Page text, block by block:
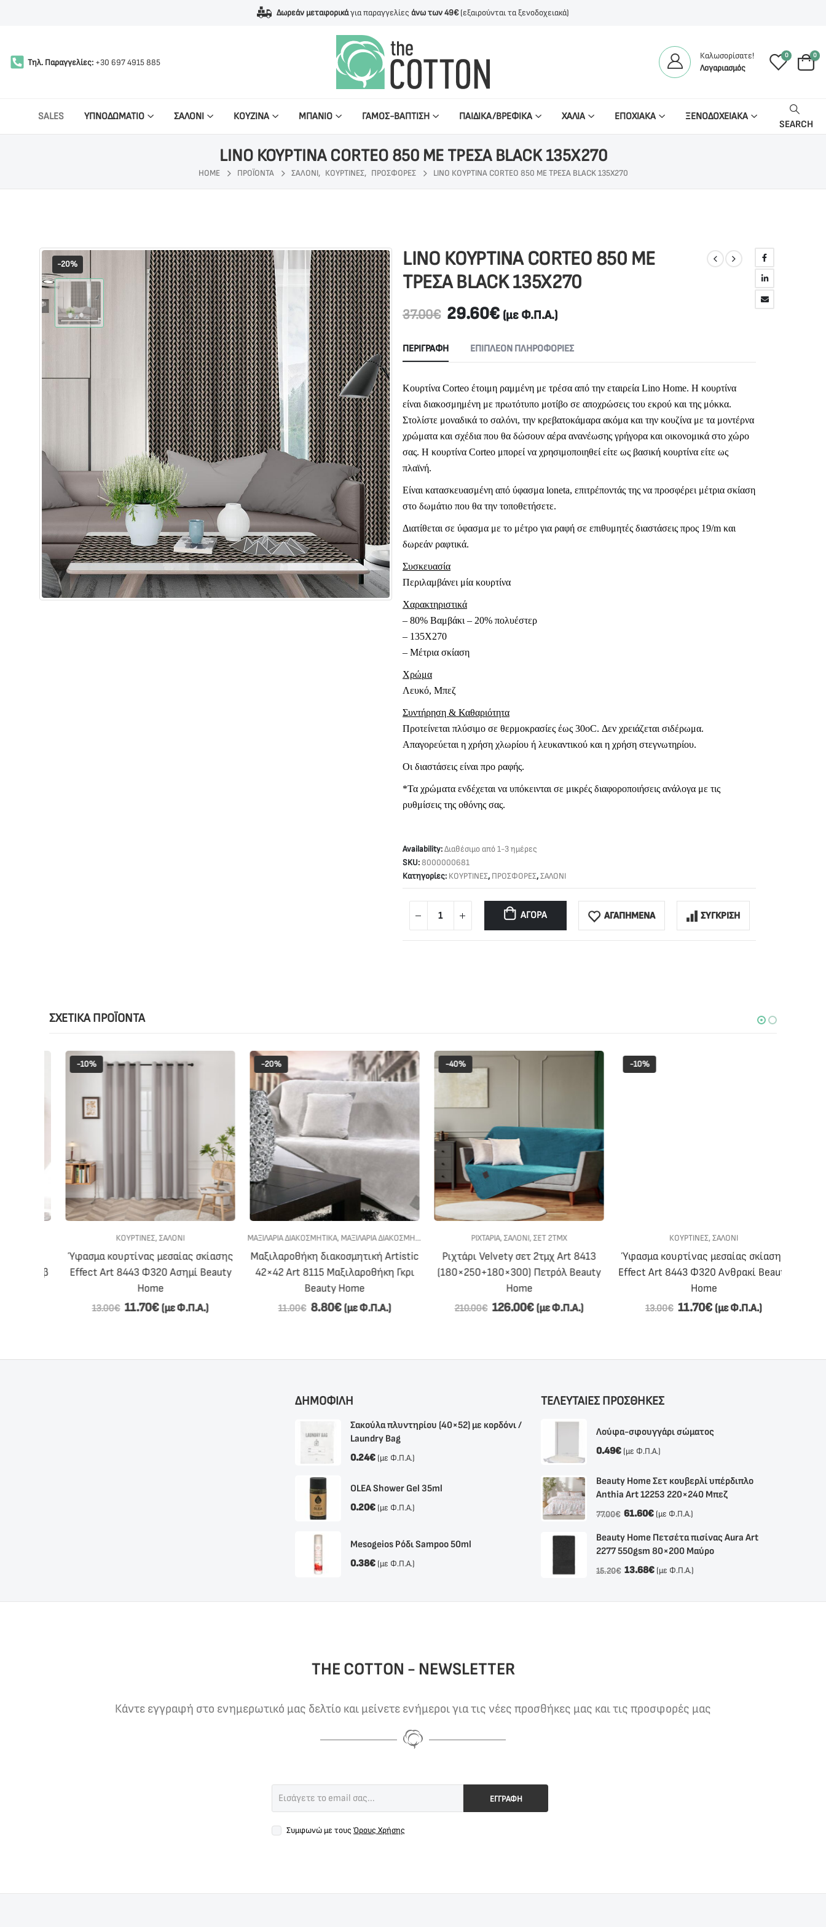
Δωρεάν μεταφορικάγια παραγγελίες άνω των 49€(εξαιρούνται τα ξενοδοχειακά)
Τηλ. Παραγγελίες: +30 697 4915 885
Καλωσορίσατε!
Λογαριασμός
0 0
SALES ΥΠΝΟΔΩΜΑΤΙΟ ΣΑΛΟΝΙ ΚΟΥΖΙΝΑ ΜΠΑΝΙΟ ΓΑΜΟΣ-ΒΑΠΤΙΣΗ ΠΑΙΔΙΚΑ/ΒΡΕΦΙΚΑ ΧΑΛΙΑ ΕΠΟΧΙΑΚΑ ΞΕΝΟΔΟΧΕΙΑΚΑ
SEARCH
LINO ΚΟΥΡΤΙΝΑ CORTEO 850 ΜΕ ΤΡΕΣΑ BLACK 135X270
HOME ΠΡΟΪΌΝΤΑ ΣΑΛΟΝΙ, ΚΟΥΡΤΙΝΕΣ, ΠΡΟΣΦΟΡΕΣ LINO ΚΟΥΡΤΙΝΑ CORTEO 850 ΜΕ ΤΡΕΣΑ BLACK 135X270
-20%
LINO ΚΟΥΡΤΙΝΑ CORTEO 850 ΜΕ
ΤΡΕΣΑ BLACK 135X270
37.00€ 29.60€ (με Φ.Π.Α.)
ΠΕΡΙΓΡΑΦΉ ΕΠΙΠΛΈΟΝ ΠΛΗΡΟΦΟΡΊΕΣ
Κουρτίνα Corteo έτοιμη ραμμένη με τρέσα από την εταιρεία Lino Home. Η κουρτίνα
είναι διακοσμημένη με πρωτότυπο μοτίβο σε αποχρώσεις του εκρού και της μόκκα.
Στολίστε μοναδικά το σαλόνι, την κρεβατοκάμαρα ακόμα και την κουζίνα με τα μοντέρνα
χρώματα και σχέδια που θα δώσουν αέρα ανανέωσης γρήγορα και οικονομικά στο χώρο
σας. Η κουρτίνα Corteo μπορεί να χρησιμοποιηθεί είτε ως βασική κουρτίνα είτε ως
πλαϊνή.
Είναι κατασκευασμένη από ύφασμα loneta, επιτρέποντάς της να προσφέρει μέτρια σκίαση
στο δωμάτιο που θα την τοποθετήσετε.
Διατίθεται σε ύφασμα με το μέτρο για ραφή σε επιθυμητές διαστάσεις προς 19/m και
δωρεάν ραφτικά.
Συσκευασία
Περιλαμβάνει μία κουρτίνα
Χαρακτηριστικά
– 80% Βαμβάκι – 20% πολυέστερ
– 135Χ270
– Μέτρια σκίαση
Χρώμα
Λευκό, Μπεζ
Συντήρηση & Καθαριότητα
Προτείνεται πλύσιμο σε θερμοκρασίες έως 30οC. Δεν χρειάζεται σιδέρωμα.
Απαγορεύεται η χρήση χλωρίου ή λευκαντικού και η χρήση στεγνωτηρίου.
Οι διαστάσεις είναι προ ραφής.
*Τα χρώματα ενδέχεται να υπόκεινται σε μικρές διαφοροποιήσεις ανάλογα με τις
ρυθμίσεις της οθόνης σας.
Availability:Διαθέσιμο από 1-3 ημέρες
SKU:8000000681
Κατηγορίες: ΚΟΥΡΤΙΝΕΣ, ΠΡΟΣΦΟΡΕΣ,ΣΑΛΟΝΙ
ΑΓΟΡΆ ΑΓΑΠΗΜΕΝΑ ΣΥΓΚΡΙΣΗ
ΣΧΕΤΙΚΆ ΠΡΟΪΌΝΤΑ
-10%
ΚΟΥΡΤΙΝΕΣ,ΣΑΛΟΝΙ
Ύφασμα κουρτίνας μεσαίας σκίασης
Effect Art 8443 Φ320 Ασημί Beauty
Home
13.00€ 11.70€(με Φ.Π.Α.)
-20%
ΜΑΞΙΛΆΡΙΑ ΔΙΑΚΟΣΜΗΤΙΚΆ,ΜΑΞΙΛΑΡΙΑ ΔΙΑΚΟΣΜΗΤΙΚΑ ,ΣΑΛΟΝΙ
Μαξιλαροθήκη διακοσμητική Artistic
42×42 Art 8115 Μαξιλαροθήκη Γκρι
Beauty Home
11.00€ 8.80€(με Φ.Π.Α.)
-40%
ΡΙΧΤΆΡΙΑ,ΣΑΛΟΝΙ,ΣΕΤ 2ΤΜΧ
Ριχτάρι Velvety σετ 2τμχ Art 8413
(180×250+180×300) Πετρόλ Beauty
Home
210.00€ 126.00€(με Φ.Π.Α.)
-10%
ΚΟΥΡΤΙΝΕΣ,ΣΑΛΟΝΙ
Ύφασμα κουρτίνας μεσαίας σκίασης
Effect Art 8443 Φ320 Ανθρακί Beauty
Home
13.00€ 11.70€(με Φ.Π.Α.)
ΔΗΜΟΦΙΛΗ
Σακούλα πλυντηρίου (40×52) με κορδόνι /
Laundry Bag
0.24€ (με Φ.Π.Α.)
OLEA Shower Gel 35ml
0.20€ (με Φ.Π.Α.)
Mesogeios Ρόδι Sampoo 50ml
0.38€ (με Φ.Π.Α.)
ΤΕΛΕΥΤΑΙΕΣ ΠΡΟΣΘΗΚΕΣ
Λούφα-σφουγγάρι σώματος
0.49€ (με Φ.Π.Α.)
Beauty Home Σετ κουβερλί υπέρδιπλο
Anthia Αrt 12253 220×240 Μπεζ
77.00€ 61.60€ (με Φ.Π.Α.)
Beauty Home Πετσέτα πισίνας Aura Art
2277 550gsm 80×200 Μαύρο
15.20€ 13.68€ (με Φ.Π.Α.)
THE COTTON - NEWSLETTER
Κάντε εγγραφή στο ενημερωτικό μας δελτίο και μείνετε ενήμεροι για τις νέες προσθήκες μας και τις προσφορές μας
ΕΓΓΡΑΦΗ
Συμφωνώ με τους Όρους Χρήσης